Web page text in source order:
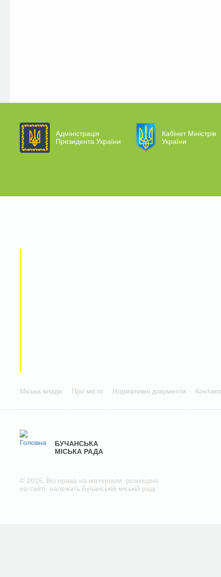
Адміністрація
Президента України
Кабінет Міністрів
України
Міська влада Про місто Нормативні документи
БУЧАНСЬКА
МІСЬКА РАДА
© 2015. Всі права на матеріали, розміщені
на сайті, належать Бучанській міській раді